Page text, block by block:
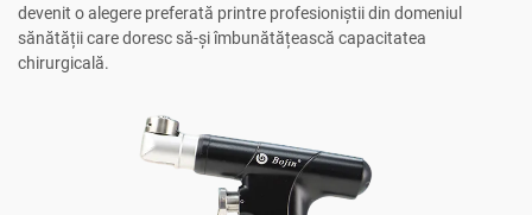
devenit o alegere preferată printre profesioniștii din domeniul
sănătății care doresc să-și îmbunătățească capacitatea
chirurgicală.